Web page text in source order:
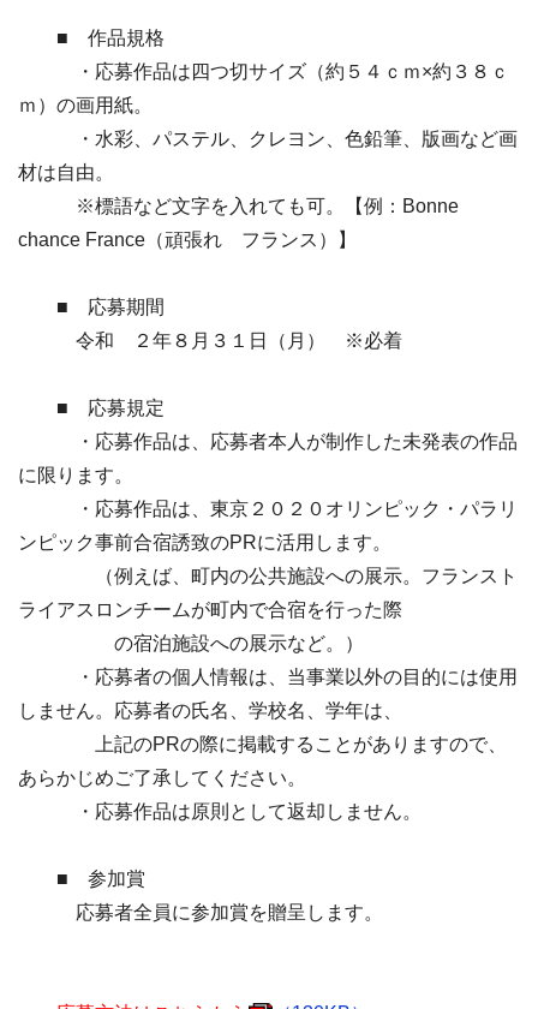
■ 作品規格
・応募作品は四つ切サイズ（約５４ｃｍ×約３８ｃ
ｍ）の画用紙。
・水彩、パステル、クレヨン、色鉛筆、版画など画
材は自由。
※標語など文字を入れても可。【例：Bonne
chance France（頑張れ フランス）】
■ 応募期間
令和 ２年８月３１日（月） ※必着
■ 応募規定
・応募作品は、応募者本人が制作した未発表の作品
に限ります。
・応募作品は、東京２０２０オリンピック・パラリ
ンピック事前合宿誘致のPRに活用します。
（例えば、町内の公共施設への展示。フランスト
ライアスロンチームが町内で合宿を行った際
の宿泊施設への展示など。）
・応募者の個人情報は、当事業以外の目的には使用
しません。応募者の氏名、学校名、学年は、
上記のPRの際に掲載することがありますので、
あらかじめご了承してください。
・応募作品は原則として返却しません。
■ 参加賞
応募者全員に参加賞を贈呈します。